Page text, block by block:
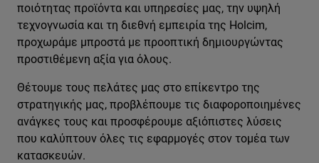
ποιότητας προϊόντα και υπηρεσίες μας, την υψηλή
τεχνογνωσία και τη διεθνή εμπειρία της Holcim,
προχωράμε μπροστά με προοπτική δημιουργώντας
προστιθέμενη αξία για όλους.
Θέτουμε τους πελάτες μας στο επίκεντρο της
στρατηγικής μας, προβλέπουμε τις διαφοροποιημένες
ανάγκες τους και προσφέρουμε αξιόπιστες λύσεις
που καλύπτουν όλες τις εφαρμογές στον τομέα των
κατασκευών.